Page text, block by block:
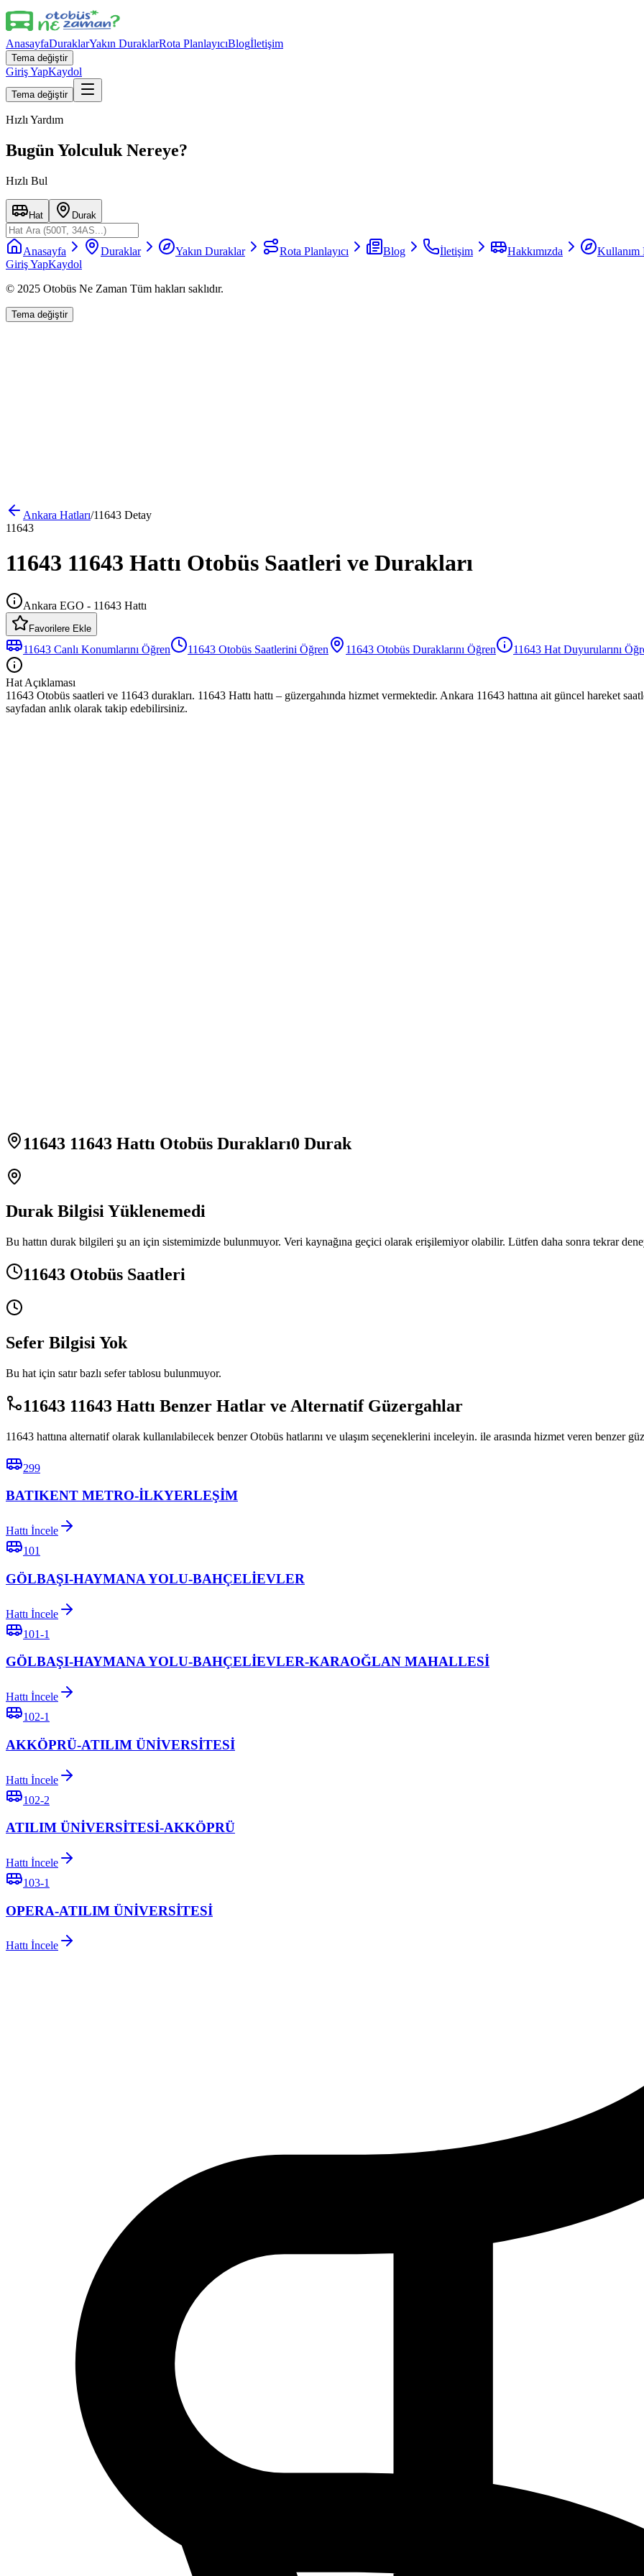
AnasayfaDuraklarYakın DuraklarRota PlanlayıcıBlogİletişim
Tema değiştir
Giriş YapKaydol
Tema değiştir
Hızlı Yardım
Bugün Yolculuk Nereye?
Hızlı Bul
Hat Durak
Anasayfa Duraklar Yakın Duraklar Rota Planlayıcı Blog İletişim Hakkımızda
Kullanım
Giriş YapKaydol
© 2025 Otobüs Ne Zaman Tüm hakları saklıdır.
Tema değiştir
Ankara Hatları/11643 Detay
11643
11643 11643 Hattı Otobüs Saatleri ve Durakları
Ankara EGO - 11643 Hattı
Favorilere Ekle
11643 Canlı Konumlarını Öğren 11643 Otobüs Saatlerini Öğren 11643 Otobüs Duraklarını Öğren 11643 Hat Duyurularını
Hat Açıklaması
11643 Otobüs saatleri ve 11643 durakları. 11643 Hattı hattı – güzergahında hizmet vermektedir. Ankara 11643 hattına ait güncel hareket
sayfadan anlık olarak takip edebilirsiniz.
11643 11643 Hattı Otobüs Durakları0 Durak
Durak Bilgisi Yüklenemedi
Bu hattın durak bilgileri şu an için sistemimizde bulunmuyor. Veri kaynağına geçici olarak erişilemiyor olabilir. Lütfen daha sonra tekrar
11643 Otobüs Saatleri
Sefer Bilgisi Yok
Bu hat için satır bazlı sefer tablosu bulunmuyor.
11643 11643 Hattı Benzer Hatlar ve Alternatif Güzergahlar
11643 hattına alternatif olarak kullanılabilecek benzer Otobüs hatlarını ve ulaşım seçeneklerini inceleyin. ile arasında hizmet veren benzer
299
BATIKENT METRO-İLKYERLEŞİM
Hattı İncele
101
GÖLBAŞI-HAYMANA YOLU-BAHÇELİEVLER
Hattı İncele
101-1
GÖLBAŞI-HAYMANA YOLU-BAHÇELİEVLER-KARAOĞLAN MAHALLESİ
Hattı İncele
102-1
AKKÖPRÜ-ATILIM ÜNİVERSİTESİ
Hattı İncele
102-2
ATILIM ÜNİVERSİTESİ-AKKÖPRÜ
Hattı İncele
103-1
OPERA-ATILIM ÜNİVERSİTESİ
Hattı İncele